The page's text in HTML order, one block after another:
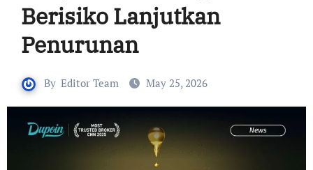
Berisiko Lanjutkan
Penurunan
By Editor Team May 25, 2026